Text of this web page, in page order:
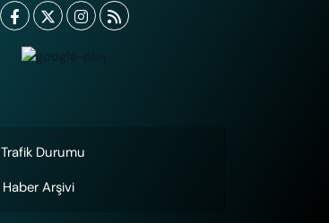
Trafik Durumu
Haber Arşivi